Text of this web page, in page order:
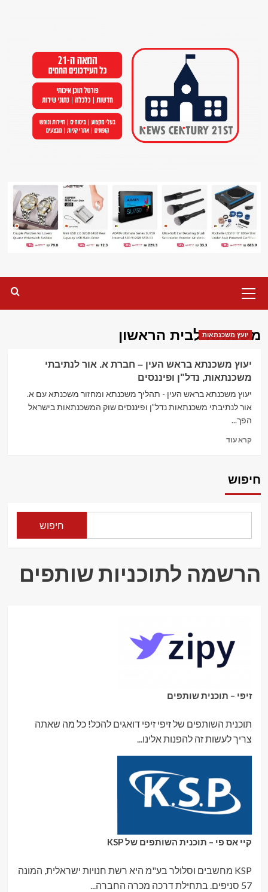
Menu
משכנתא לבית הראשון
יועץ משכנתאות
יעוץ משכנתא בראש העין – חברת א. אור לנתיבתי
משכנתאות, נדל"ן ופיננסים
יעוץ משכנתא בראש העין - תהליך משכנתא ומחזור משכנתא עם א.
אור לנתיבתי משכנתאות נדל”ן ופיננסים שוק המשכנתאות בישראל
הפך...
קרא עודRead
בראש
א.
משכנתאות,
חיפוש
חיפוש
הרשמה לתוכניות שותפים
זיפי – תוכנית שותפים
תוכנית השותפים של זיפי זיפי דואגים להכל! כל מה שאתה
צריך לעשות זה להפנות אלינו...
קיי אס פי – תוכנית השותפים של KSP
KSP מחשבים וסלולר בע"מ היא רשת חנויות ישראלית, המונה
57 סניפים. בתחילת דרכה מכרה החברה...